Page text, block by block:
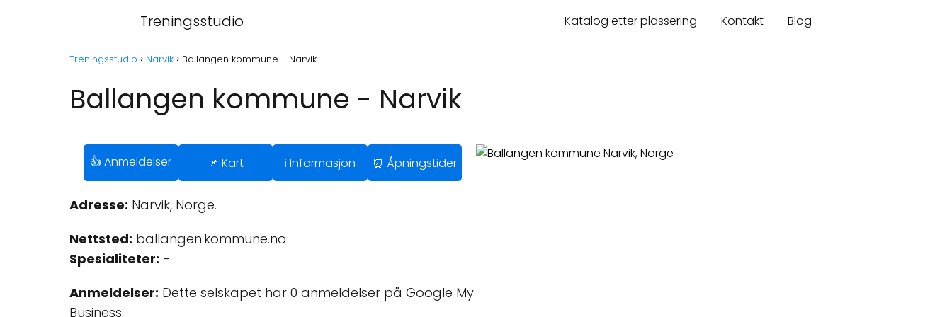
Treningsstudio Katalog etter plassering Kontakt Blog
Treningsstudio Narvik Ballangen kommune - Narvik
Ballangen kommune - Narvik
👍 Anmeldelser 📌 Kart ℹ️ Informasjon ⏰ Åpningstider
Adresse: Narvik, Norge.
Nettsted: ballangen.kommune.no
Spesialiteter: -.
Anmeldelser: Dette selskapet har 0 anmeldelser på Google My
Business.